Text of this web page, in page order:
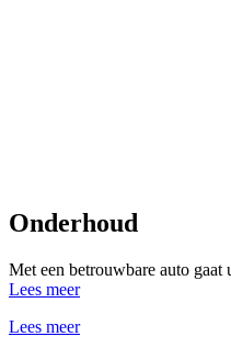
Onderhoud
Met een betrouwbare auto gaat
Lees meer
Lees meer